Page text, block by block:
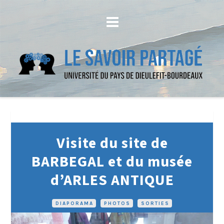
DIAPORAMA PHOTOS SORTIES
Visite du site de
BARBEGAL et du musée
d’ARLES ANTIQUE